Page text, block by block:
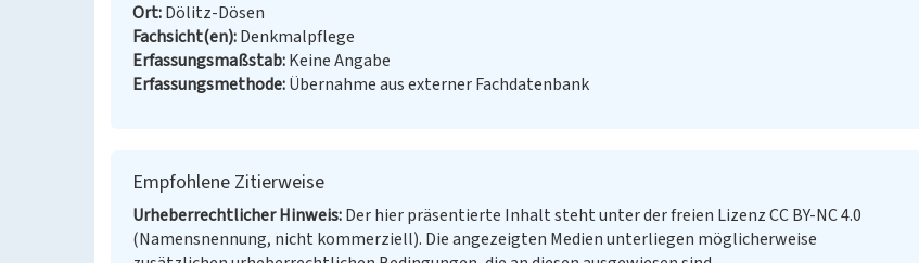
Ort Dölitz-Dösen
Fachsicht(en) Denkmalpflege
Erfassungsmaßstab Keine Angabe
Erfassungsmethode Übernahme aus externer Fachdatenbank
Empfohlene Zitierweise
Urheberrechtlicher Hinweis Der hier präsentierte Inhalt steht unter der freien Lizenz CC BY-NC 4.0
(Namensnennung, nicht kommerziell). Die angezeigten Medien unterliegen möglicherweise